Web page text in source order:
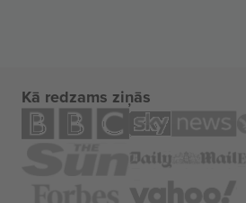
Kā redzams ziņās